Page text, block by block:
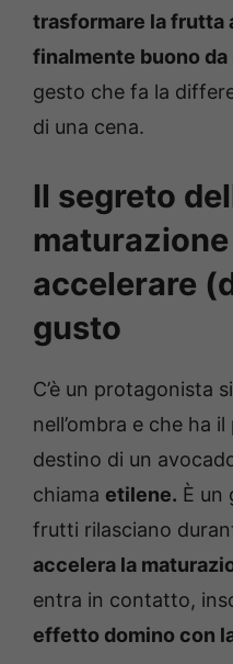
trasformare la frutta
finalmente buono da
gesto che fa la
di una cena.
Il segreto
accelerare
gusto
C’è un protagonista
nell’ombra e che ha
destino di un
chiama etilene. È un
frutti rilasciano
accelera la
entra in contatto,
effetto domino con